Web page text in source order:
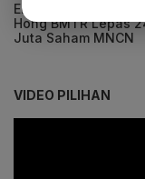
Emiten Portofolio Lo
Hong BMTR Lepas
Juta Saham MNCN
VIDEO PILIHAN